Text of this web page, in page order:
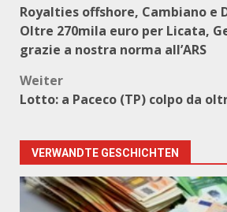
Royalties offshore, Cambiano e
Oltre 270mila euro per Licata,
grazie a nostra norma all’ARS
Weiter
Lotto: a Paceco (TP) colpo da
VERWANDTE GESCHICHTEN